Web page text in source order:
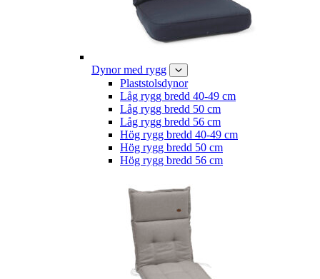
Dynor med rygg
Plaststolsdynor
Låg rygg bredd 40-49 cm
Låg rygg bredd 50 cm
Låg rygg bredd 56 cm
Hög rygg bredd 40-49 cm
Hög rygg bredd 50 cm
Hög rygg bredd 56 cm